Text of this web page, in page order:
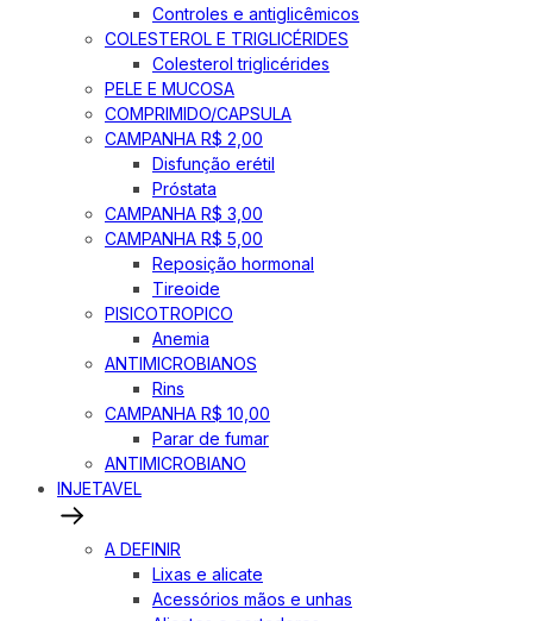
Controles e antiglicêmicos
COLESTEROL E TRIGLICÉRIDES
Colesterol triglicérides
PELE E MUCOSA
COMPRIMIDO/CAPSULA
CAMPANHA R$ 2,00
Disfunção erétil
Próstata
CAMPANHA R$ 3,00
CAMPANHA R$ 5,00
Reposição hormonal
Tireoide
PISICOTROPICO
Anemia
ANTIMICROBIANOS
Rins
CAMPANHA R$ 10,00
Parar de fumar
ANTIMICROBIANO
INJETAVEL
A DEFINIR
Lixas e alicate
Acessórios mãos e unhas